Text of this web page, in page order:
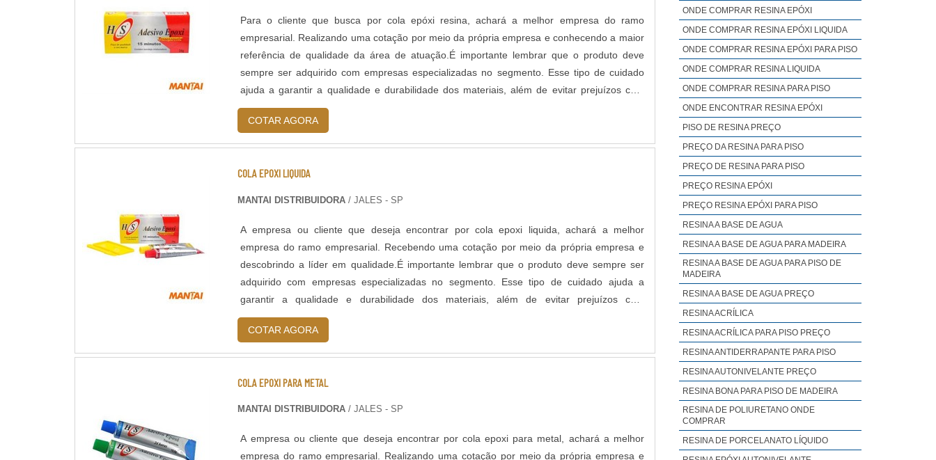
Para o cliente que busca por cola epóxi resina, achará a melhor empresa do ramo
empresarial. Realizando uma cotação por meio da própria empresa e conhecendo a maior
referência de qualidade da área de atuação.É importante lembrar que o produto deve
sempre ser adquirido com empresas especializadas no segmento. Esse tipo de cuidado
ajuda a garantir a qualidade e durabilidade dos materiais, além de evitar prejuízos com
substituições frequen...
COTAR AGORA
COLA EPOXI LIQUIDA
MANTAI DISTRIBUIDORA / JALES - SP
A empresa ou cliente que deseja encontrar por cola epoxi liquida, achará a melhor
empresa do ramo empresarial. Recebendo uma cotação por meio da própria empresa e
descobrindo a líder em qualidade.É importante lembrar que o produto deve sempre ser
adquirido com empresas especializadas no segmento. Esse tipo de cuidado ajuda a
garantir a qualidade e durabilidade dos materiais, além de evitar prejuízos com
substituições frequentes de produ...
COTAR AGORA
COLA EPOXI PARA METAL
MANTAI DISTRIBUIDORA / JALES - SP
A empresa ou cliente que deseja encontrar por cola epoxi para metal, achará a melhor
empresa do ramo empresarial. Realizando uma cotação por meio da própria empresa e
ONDE COMPRAR RESINA EPÓXI
ONDE COMPRAR RESINA EPÓXI LIQUIDA
ONDE COMPRAR RESINA EPÓXI PARA PISO
ONDE COMPRAR RESINA LIQUIDA
ONDE COMPRAR RESINA PARA PISO
ONDE ENCONTRAR RESINA EPÓXI
PISO DE RESINA PREÇO
PREÇO DA RESINA PARA PISO
PREÇO DE RESINA PARA PISO
PREÇO RESINA EPÓXI
PREÇO RESINA EPÓXI PARA PISO
RESINA A BASE DE AGUA
RESINA A BASE DE AGUA PARA MADEIRA
RESINA A BASE DE AGUA PARA PISO DE
MADEIRA
RESINA A BASE DE AGUA PREÇO
RESINA ACRÍLICA
RESINA ACRÍLICA PARA PISO PREÇO
RESINA ANTIDERRAPANTE PARA PISO
RESINA AUTONIVELANTE PREÇO
RESINA BONA PARA PISO DE MADEIRA
RESINA DE POLIURETANO ONDE
COMPRAR
RESINA DE PORCELANATO LÍQUIDO